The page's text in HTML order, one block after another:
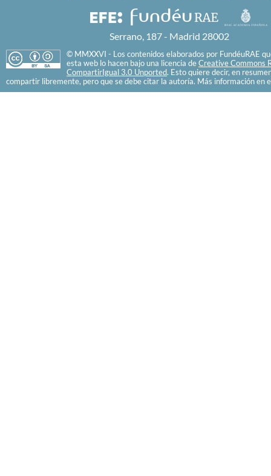
Serrano, 187 - Madrid 28002
© MMXXVI - Los contenidos elaborados por FundéuRAE
esta web lo hacen bajo una licencia de Creative Commons
CompartirIgual 3.0 Unported. Esto quiere decir, en
compartir libremente, pero que se debe citar la autoría. Más información en